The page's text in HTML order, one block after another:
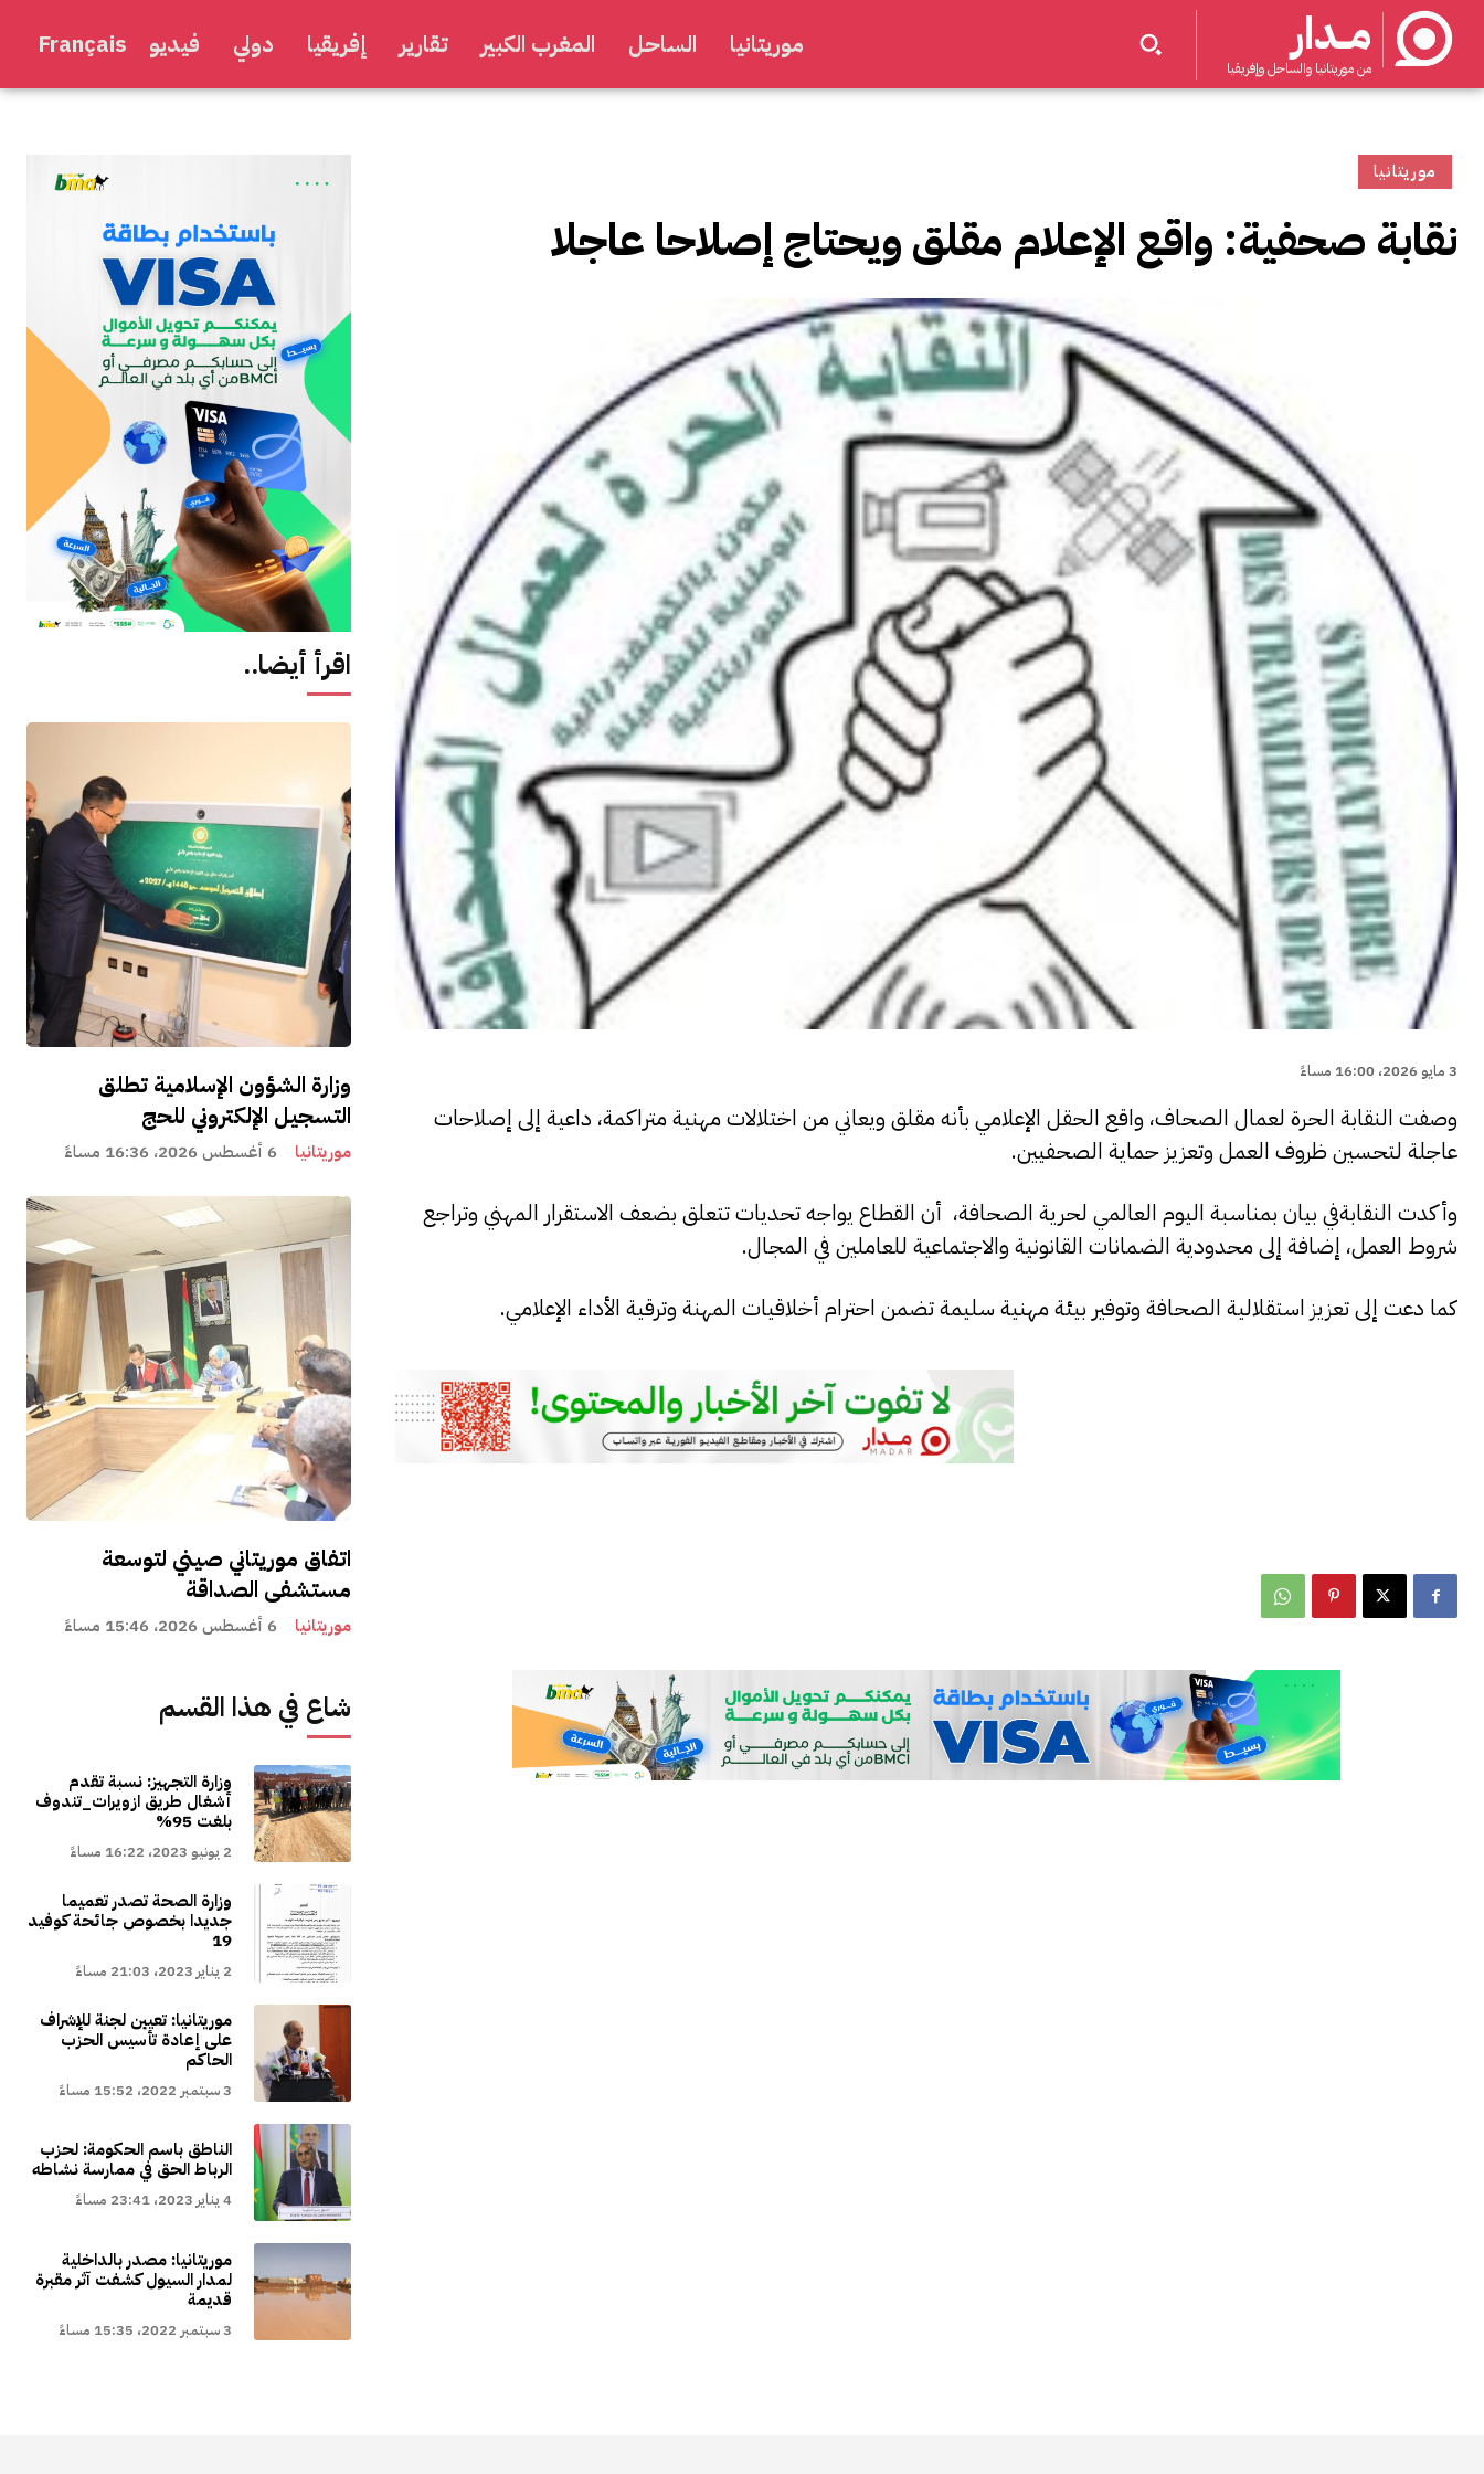
مــدار
من موريتانيا والساحل وإفريقيا
موريتانيا الساحل المغرب الكبير تقارير إفريقيا دولي فيديو Français
اقرأ أيضا..
وزارة الشؤون الإسلامية تطلق
التسجيل الإلكتروني للحج
موريتانيا 6 أغسطس 2026، 16:36 مساءً
اتفاق موريتاني صيني لتوسعة
مستشفى الصداقة
موريتانيا 6 أغسطس 2026، 15:46 مساءً
شاع في هذا القسم
وزارة التجهيز: نسبة تقدم
أشغال طريق ازويرات_تندوف
بلغت 95%
2 يونيو 2023، 16:22 مساءً
وزارة الصحة تصدر تعميما
جديدا بخصوص جائحة كوفيد
19
2 يناير 2023، 21:03 مساءً
موريتانيا: تعيين لجنة للإشراف
على إعادة تأسيس الحزب
الحاكم
3 سبتمبر 2022، 15:52 مساءً
الناطق باسم الحكومة: لحزب
الرباط الحق في ممارسة نشاطه
4 يناير 2023، 23:41 مساءً
موريتانيا: مصدر بالداخلية
لمدار السيول كشفت آثر مقبرة
قديمة
3 سبتمبر 2022، 15:35 مساءً
موريتانيا
نقابة صحفية: واقع الإعلام مقلق ويحتاج إصلاحا عاجلا
3 مايو 2026، 16:00 مساءً
وصفت النقابة الحرة لعمال الصحاف، واقع الحقل الإعلامي بأنه مقلق ويعاني من اختلالات مهنية متراكمة، داعية إلى إصلاحات
عاجلة لتحسين ظروف العمل وتعزيز حماية الصحفيين.
وأكدت النقابةفي بيان بمناسبة اليوم العالمي لحرية الصحافة، أن القطاع يواجه تحديات تتعلق بضعف الاستقرار المهني وتراجع
شروط العمل، إضافة إلى محدودية الضمانات القانونية والاجتماعية للعاملين في المجال.
كما دعت إلى تعزيز استقلالية الصحافة وتوفير بيئة مهنية سليمة تضمن احترام أخلاقيات المهنة وترقية الأداء الإعلامي.